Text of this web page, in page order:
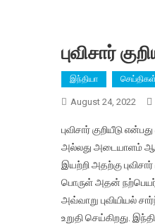
புவிசார்
இந்தியா செய்திகள்
August 24, 2022
புவிசார் குறியீடு
அல்லது அடையாளம்
இயற்றி அதற்கு
பொருள் அதன் நற்பெயர்
அவ்வாறு புவியியல்
உறுதி செய்கிறது.